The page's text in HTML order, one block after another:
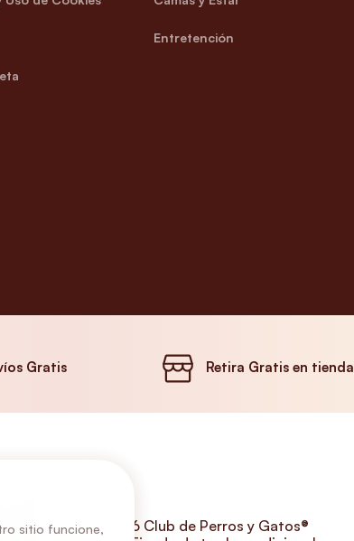
Entretención
Gratis Retira Gratis en tienda
©2026 Club de Perros y Gatos®
sitio funcione,